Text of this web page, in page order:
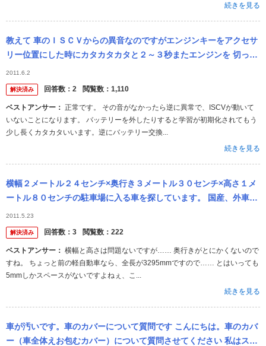
続きを見る
教えて 車のＩＳＣＶからの異音なのですがエンジンキーをアクセサ
リー位置にした時にカタカタカタと２～３秒またエンジンを 切った
時に１～２秒カタカタと音がでます。 ちなみにエンジン始動中のア
イドリン...
2011.6.2
解決済み 回答数： 2 閲覧数： 1,110
ベストアンサー：
いないことになります。 バッテリーを外したりすると学習が初期化されてもう
少し長くカタカタいいます。逆にバッテリー交換...
続きを見る
横幅２メートル２４センチ×奥行き３メートル３０センチ×高さ１メ
ートル８０センチの駐車場に入る車を探しています。 国産、外車、
軽自動車、普通車… 際限なく探しています。 車に詳しい方！ 力を
貸...
2011.5.23
解決済み 回答数： 3 閲覧数： 222
ベストアンサー：
すね。 ちょっと前の軽自動車なら、全長が3295mmですので…… とはいっても
5mmしかスペースがないですよねぇ、こ...
続きを見る
車が汚いです。車のカバーについて質問です こんにちは。車のカバ
ー（車全体えお包むカバー）について質問させてください 私はスズ